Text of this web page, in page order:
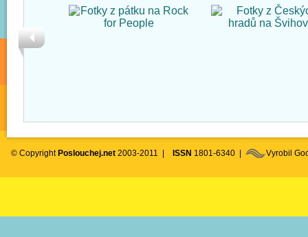
© Copyright Poslouchej.net 2003-2011 | ISSN 1801-6340 | Vyrobil